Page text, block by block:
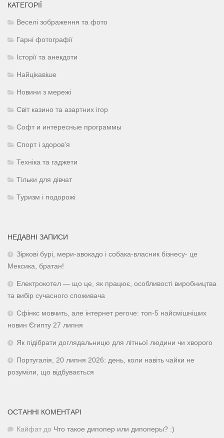
КАТЕГОРІЇ
Веселі зображення та фото
Гарні фотографії
Історії та анекдоти
Найцікавіше
Новини з мережі
Світ казино та азартних ігор
Софт и интересные программы
Спорт і здоров'я
Техніка та гаджети
Тільки для дівчат
Туризм і подорожі
НЕДАВНІ ЗАПИСИ
Зіркові бурі, мери-авокадо і собака-власник бізнесу- це
Мексика, братан!
Електрокотел — що це, як працює, особливості виробництва
та вибір сучасного споживача
Сфінкс мовчить, але інтернет регоче: топ-5 найсмішніших
новин Єгипту 27 липня
Як підібрати доглядальницю для літньої людини чи хворого
Португалія, 20 липня 2026: день, коли навіть чайки не
розуміли, що відбувається
ОСТАННІ КОМЕНТАРІ
Кайфат до Что такое дипопер или дипоперы? :)